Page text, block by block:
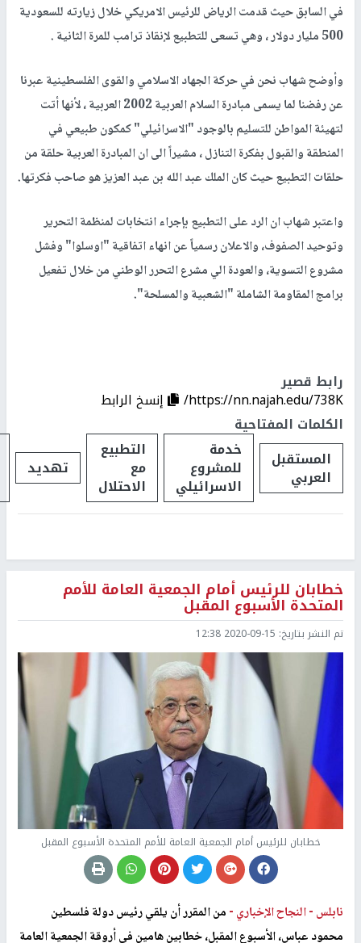
في السابق حيث قدمت الرياض للرئيس الامريكي خلال زيارته للسعودية
500 مليار دولار ، وهي تسعى للتطبيع لإنقاذ ترامب للمرة الثانية .
وأوضح شهاب نحن في حركة الجهاد الاسلامي والقوى الفلسطينية عبرنا
عن رفضنا لما يسمى مبادرة السلام العربية 2002 العربية ، لأنها أتت
لتهيئة المواطن للتسليم بالوجود "الاسرائيلي" كمكون طبيعي في
المنطقة والقبول بفكرة التنازل ، مشيراً الى ان المبادرة العربية حلقة من
حلقات التطبيع حيث كان الملك عبد الله بن عبد العزيز هو صاحب فكرتها.
واعتبر شهاب ان الرد على التطبيع بإجراء انتخابات لمنظمة التحرير
وتوحيد الصفوف، والاعلان رسمياً عن انهاء اتفاقية "اوسلوا" وفشل
مشروع التسوية، والعودة الي مشرع التحرر الوطني من خلال تفعيل
برامج المقاومة الشاملة "الشعبية والمسلحة".
رابط قصير
https://nn.najah.edu/738K/
إنسخ الرابط
الكلمات المفتاحية
المستقبل
العربي
خدمة
للمشروع
الاسرائيلي
التطبيع
مع
الاحتلال
تهديد
خطابان للرئيس أمام الجمعية العامة للأمم
المتحدة الأسبوع المقبل
تم النشر بتاريخ: 2020-09-15 12:38
خطابان للرئيس أمام الجمعية العامة للأمم المتحدة الأسبوع المقبل
نابلس -النجاح الإخباري -من المقرر أن يلقي رئيس دولة فلسطين
محمود عباس، الأسبوع المقبل، خطابين هامين في أروقة الجمعية العامة